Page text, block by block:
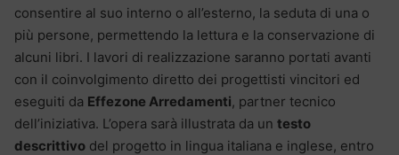
consentire al suo interno o all’esterno, la seduta di una o
più persone, permettendo la lettura e la conservazione di
alcuni libri. I lavori di realizzazione saranno portati avanti
con il coinvolgimento diretto dei progettisti vincitori ed
eseguiti da Effezone Arredamenti, partner tecnico
dell’iniziativa. L’opera sarà illustrata da un testo
descrittivo del progetto in lingua italiana e inglese, entro